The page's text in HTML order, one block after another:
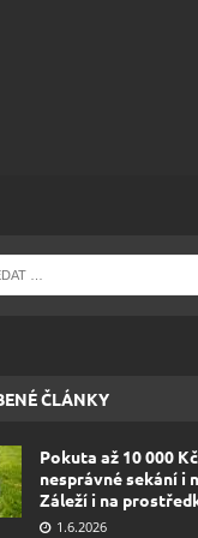
ČLÁNKY
Pokuta až 10 000
nesprávné sekání i
Záleží i na
1.6.2026